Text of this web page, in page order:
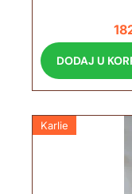
DODAJ U
Karlie